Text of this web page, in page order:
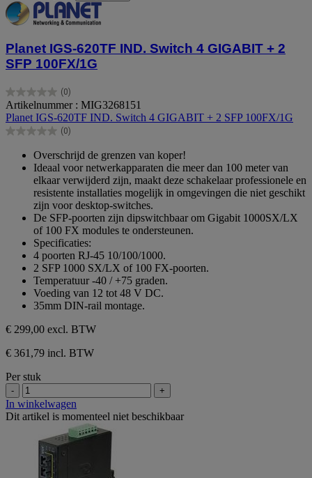
Planet IGS-620TF IND. Switch 4 GIGABIT + 2
SFP 100FX/1G
(0)
0.0
van
de
5
Artikelnummer : MIG3268151
Planet IGS-620TF IND. Switch 4 GIGABIT + 2 SFP 100FX/1G
(0)
0.0
sterren.
Overschrijd de grenzen van koper!
Ideaal voor netwerkapparaten die meer dan 100 meter van
elkaar verwijderd zijn, maakt deze schakelaar professionele en
resistente installaties mogelijk in omgevingen die niet geschikt
zijn voor desktop-switches.
De SFP-poorten zijn dipswitchbaar om Gigabit 1000SX/LX
of 100 FX modules te ondersteunen.
Specificaties:
4 poorten RJ-45 10/100/1000.
2 SFP 1000 SX/LX of 100 FX-poorten.
Temperatuur -40 / +75 graden.
Voeding van 12 tot 48 V DC.
35mm DIN-rail montage.
€ 299,00 excl. BTW
€ 361,79 incl. BTW
Per stuk
- +
In winkelwagen
Dit artikel is momenteel niet beschikbaar